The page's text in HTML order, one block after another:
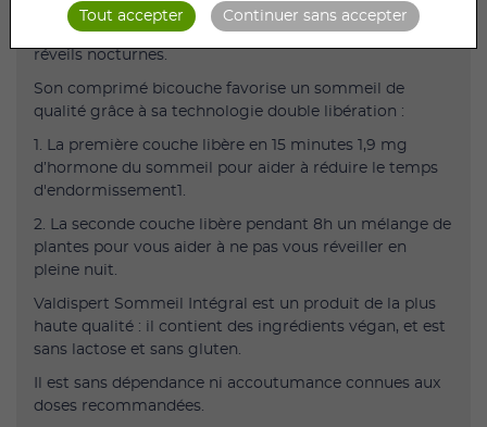
des produits spécialement conçus pour vous aider à
vous endormir et à rester endormi en limitant les
réveils nocturnes.
Son comprimé bicouche favorise un sommeil de
qualité grâce à sa technologie double libération :
1. La première couche libère en 15 minutes 1,9 mg
d’hormone du sommeil pour aider à réduire le temps
d'endormissement1.
2. La seconde couche libère pendant 8h un mélange de
plantes pour vous aider à ne pas vous réveiller en
pleine nuit.
Valdispert Sommeil Intégral est un produit de la plus
haute qualité : il contient des ingrédients végan, et est
sans lactose et sans gluten.
Il est sans dépendance ni accoutumance connues aux
doses recommandées.
Tout accepter Continuer sans accepter